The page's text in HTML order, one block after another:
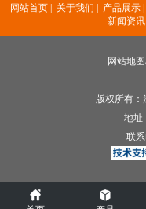
网站首页 | 关于我们 | 产品展示 |
新闻资讯 |
网站地图
版权所有：
地址
联系